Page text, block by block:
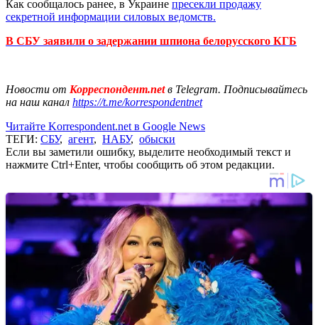
Как сообщалось ранее, в Украине пресекли продажу
секретной информации силовых ведомств.
В СБУ заявили о задержании шпиона белорусского КГБ
Новости от Корреспондент.netв Telegram. Подписывайтесь
на наш канал https://t.me/korrespondentnet
Читайте Korrespondent.net в Google News
ТЕГИ: СБУ, агент, НАБУ, обыски
Если вы заметили ошибку, выделите необходимый текст и
нажмите Ctrl+Enter, чтобы сообщить об этом редакции.